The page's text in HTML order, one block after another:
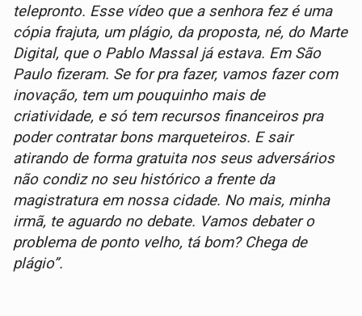
telepronto. Esse vídeo que a senhora fez é uma
cópia frajuta, um plágio, da proposta, né, do Marte
Digital, que o Pablo Massal já estava. Em São
Paulo fizeram. Se for pra fazer, vamos fazer com
inovação, tem um pouquinho mais de
criatividade, e só tem recursos financeiros pra
poder contratar bons marqueteiros. E sair
atirando de forma gratuita nos seus adversários
não condiz no seu histórico a frente da
magistratura em nossa cidade. No mais, minha
irmã, te aguardo no debate. Vamos debater o
problema de ponto velho, tá bom? Chega de
plágio”.